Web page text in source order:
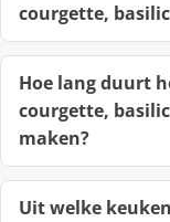
courgette,
Hoe lang duurt
courgette,
maken?
Uit welke